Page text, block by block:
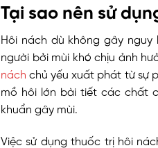
Tại sao nên sử
Hôi nách dù không gây nguy
người bởi mùi khó chịu ảnh
nách chủ yếu xuất phát từ sự
mồ hôi lớn bài tiết các chất
khuẩn gây mùi.
Việc sử dụng thuốc trị hôi